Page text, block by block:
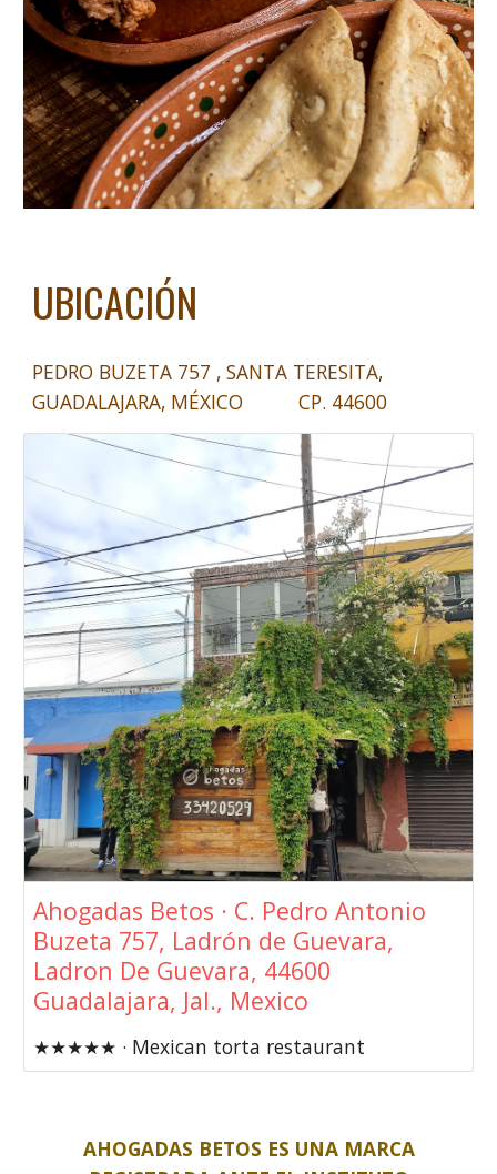
UBICACIÓN
PEDRO BUZETA 757 , SANTA TERESITA,
GUADALAJARA, MÉXICO CP. 44600
Ahogadas Betos · C. Pedro Antonio
Buzeta 757, Ladrón de Guevara,
Ladron De Guevara, 44600
Guadalajara, Jal., Mexico
★★★★★ · Mexican torta restaurant
AHOGADAS BETOS ES UNA MARCA